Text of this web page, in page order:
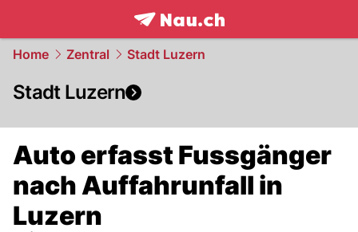
frontpage.NAU.ch
Home Zentral Stadt Luzern
Stadt Luzern
Auto erfasst Fussgänger
nach Auffahrunfall in
Luzern